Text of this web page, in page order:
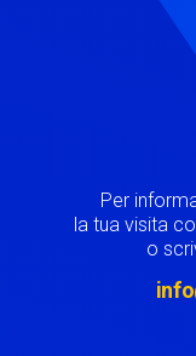
Per
la tua visita
o